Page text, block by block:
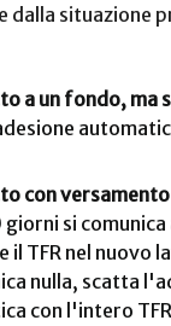
dalla situazione
a un fondo, ma
con versamento
si
il TFR nel nuovo
nulla, scatta
con l'intero